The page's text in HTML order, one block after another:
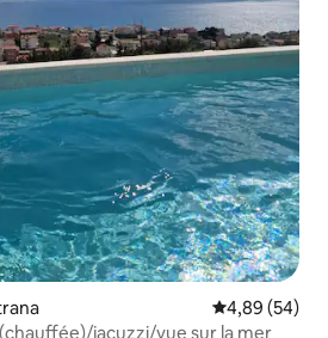
Évaluation
4,89 (54)
jacuzzi/vue sur la mer